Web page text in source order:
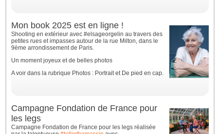
Mon book 2025 est en ligne !
Shooting en extérieur avec #elsageorgelin au travers des
petites rues et impasses autour de la rue Milton, dans le
9ème arrondissement de Paris.
Un moment joyeux et de belles photos
A voir dans la rubrique Photos : Portrait et De pied en cap.
Campagne Fondation de France pour
les legs
Campagne Fondation de France pour les legs réalisée